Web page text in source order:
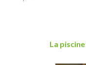
La piscine